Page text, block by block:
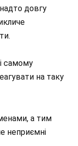
довгу
самому
на таку
а тим
неприємні